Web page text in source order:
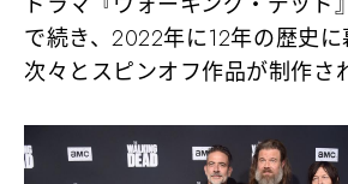
で続き、2022年に12年の歴史
次々とスピンオフ作品が制作さ